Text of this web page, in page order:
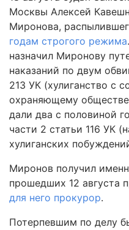
Москвы Алексей
Миронова,
годам строгого режима
назначил Миронову
наказаний по двум
213 УК (хулиганство с
охраняющему
дали два с половиной
части 2 статьи 116 УК
хулиганских
Миронов получил
прошедших 12 августа
для него прокурор.
Потерпевшим по делу